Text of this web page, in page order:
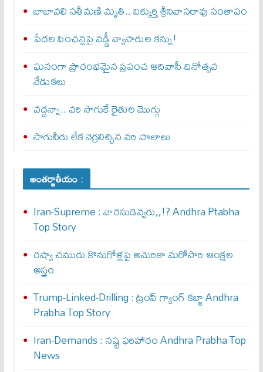
బాబావలి సతీమణి మృతి.. విక్కుర్తి శ్రీనివాసరావు సంతాపం
పేదల పింఛన్లపై వడ్డీ వ్యాపారుల కన్ను!
ఘనంగా ప్రారంభమైన ప్రపంచ ఆదివాసీ దినోత్సవ
వేడుకలు
వద్దన్నా.. వరి సాగుకే రైతుల మొగ్గు
సాగునీరు లేక నెర్రలిచ్చిన వరి పొలాలు
అంతర్జాతీయం :
Iran-Supreme : వార‌సుడెవ్వ‌రు,,!? Andhra Ptabha
Top Story
రష్యా చమురు కొనుగోళ్లపై అమెరికా మరోసారి ఆంక్షల
అస్త్రం
Trump-Linked-Drilling : ట్రంప్ గ్యాంగ్ క‌బ్జా Andhra
Prabha Top Story
Iran-Demands : న‌ష్ట ఫ‌రిహారం Andhra Prabha Top
News